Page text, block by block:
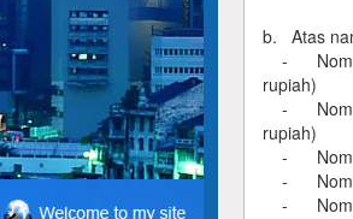
b. Atas
- Nomor
rupiah)
- Nomor
rupiah)
- Nomor
- Nomor
- Nomor